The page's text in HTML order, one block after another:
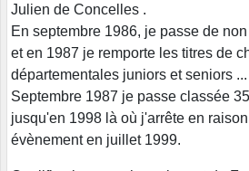
Julien de Concelles .
En septembre 1986, je passe de
et en 1987 je remporte les titres de
départementales juniors et seniors
Septembre 1987 je passe classée
jusqu'en 1998 là où j'arrête en
évènement en juillet 1999.